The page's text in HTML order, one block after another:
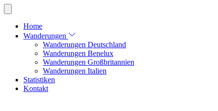
Home
Wanderungen
Wanderungen Deutschland
Wanderungen Benelux
Wanderungen Großbritannien
Wanderungen Italien
Statistiken
Kontakt